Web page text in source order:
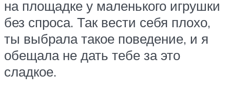
на площадке у маленького игрушки
без спроса. Так вести себя плохо,
ты выбрала такое поведение, и я
обещала не дать тебе за это
сладкое.